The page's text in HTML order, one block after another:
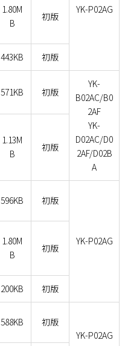
YK-P02AG
1.80M
B
初版
443KB 初版
571KB 初版
YK-
B02AC/B0
2AF
YK-
D02AC/D0
2AF/D02B
A
1.13M
B
初版
596KB 初版
YK-P02AG
1.80M
B
初版
200KB 初版
588KB
初版
YK-P02AG